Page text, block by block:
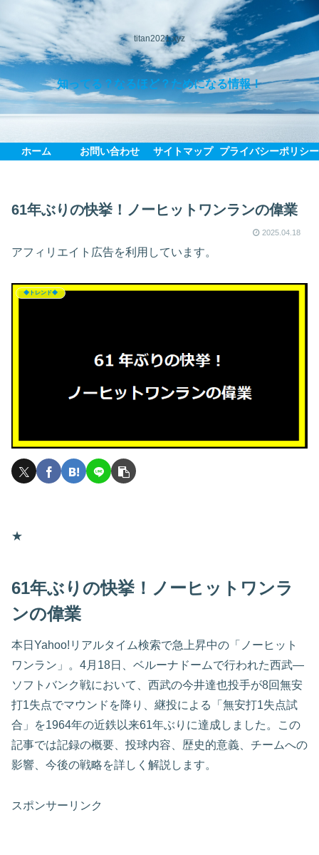
titan2021.xyz
知ってる？なるほど？ためになる情報！
ホーム お問い合わせ サイトマップ プライバシーポリシー
61年ぶりの快挙！ノーヒットワンランの偉業
2025.04.18
アフィリエイト広告を利用しています。
◆トレンド◆
★
61年ぶりの快挙！ノーヒットワンラ
ンの偉業
本日Yahoo!リアルタイム検索で急上昇中の「ノーヒット
ワンラン」。4月18日、ベルーナドームで行われた西武―
ソフトバンク戦において、西武の今井達也投手が8回無安
打1失点でマウンドを降り、継投による「無安打1失点試
合」を1964年の近鉄以来61年ぶりに達成しました。この
記事では記録の概要、投球内容、歴史的意義、チームへの
影響、今後の戦略を詳しく解説します。
スポンサーリンク